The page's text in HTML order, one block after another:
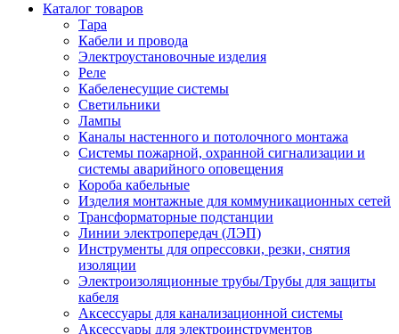
Каталог товаров
Тара
Кабели и провода
Электроустановочные изделия
Реле
Кабеленесущие системы
Светильники
Лампы
Каналы настенного и потолочного монтажа
Системы пожарной, охранной сигнализации и
системы аварийного оповещения
Короба кабельные
Изделия монтажные для коммуникационных сетей
Трансформаторные подстанции
Линии электропередач (ЛЭП)
Инструменты для опрессовки, резки, снятия
изоляции
Электроизоляционные трубы/Трубы для защиты
кабеля
Аксессуары для канализационной системы
Аксессуары для электроинструментов